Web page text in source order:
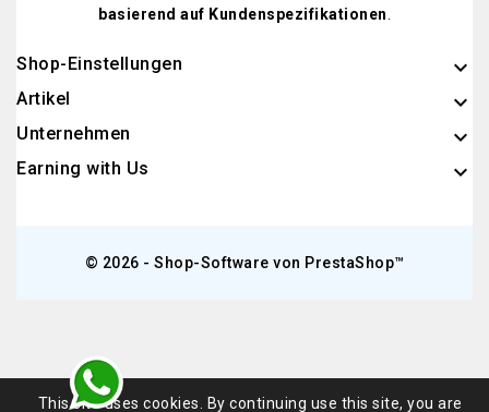
basierend auf Kundenspezifikationen
Shop-Einstellungen keyboard_arrow_down
Artikel 
Unternehmen 
This site uses cookies. By continuing use this site, you are
Earning with Us 
© 2026 - Shop-Software von PrestaShop™